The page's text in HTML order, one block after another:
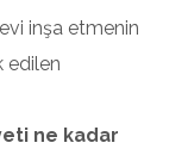
inşa etmenin
edilen
ne kadar